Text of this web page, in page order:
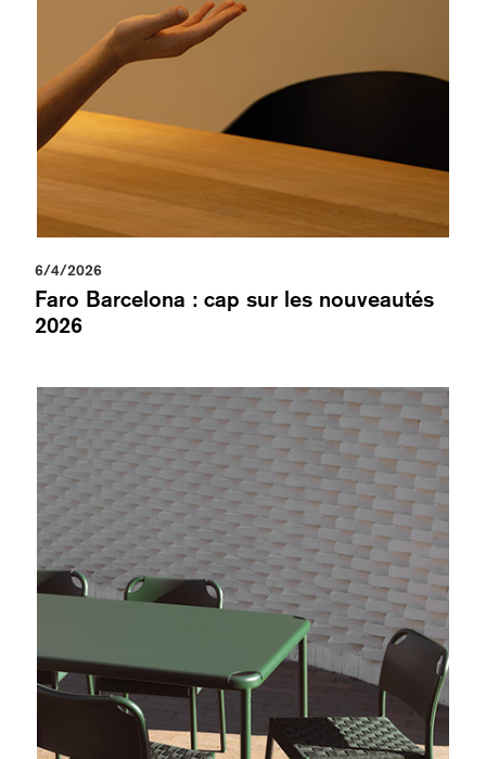
6/4/2026
Faro Barcelona : cap sur les nouveautés
2026